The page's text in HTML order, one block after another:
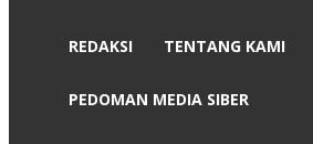
REDAKSI TENTANG KAMI
PEDOMAN MEDIA SIBER